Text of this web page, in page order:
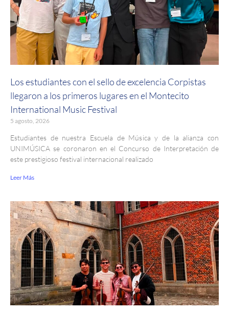
Los estudiantes con el sello de excelencia Corpistas
llegaron a los primeros lugares en el Montecito
International Music Festival
5 agosto, 2026
Estudiantes de nuestra Escuela de Música y de la alianza con
UNIMÚSICA se coronaron en el Concurso de Interpretación de
este prestigioso festival internacional realizado
Leer Más